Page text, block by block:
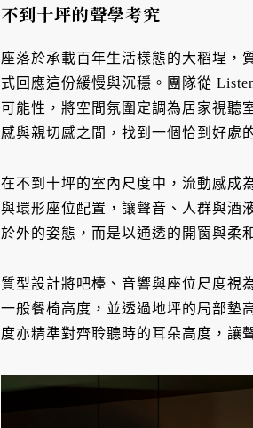
不到十坪的聲學考究
座落於承載百年生活樣態的大稻埕，
式回應這份緩慢與沉穩。團隊從
可能性，將空間氛圍定調為居家視聽
感與親切感之間，找到一個恰到好處
在不到十坪的室內尺度中，流動感成
與環形座位配置，讓聲音、人群與酒
於外的姿態，而是以通透的開窗與柔
質型設計將吧檯、音響與座位尺度視
一般餐椅高度，並透過地坪的局部墊
度亦精準對齊聆聽時的耳朵高度，讓